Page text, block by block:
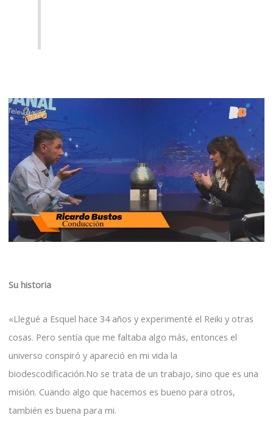
Su historia
«Llegué a Esquel hace 34 años y experimenté el Reiki y otras
cosas. Pero sentía que me faltaba algo más, entonces el
universo conspiró y apareció en mi vida la
biodescodificación.No se trata de un trabajo, sino que es una
misión. Cuando algo que hacemos es bueno para otros,
también es buena para mi.